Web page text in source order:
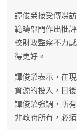
譚俊榮接受傳媒
範疇部門作出批
校財政監察不力
得更好。
譚俊榮表示，在
資源的投入，日
譚俊榮強調，所
非政府所有，必須